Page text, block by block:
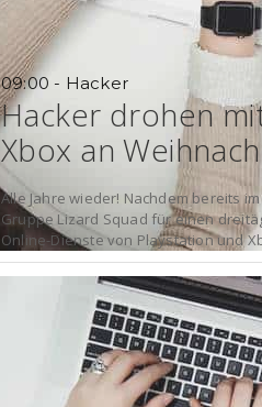
09:00 - Hacker
Hacker drohen
Xbox an
Alle Jahre wieder! Nachdem bereits
Gruppe Lizard Squad für einen
Online-Dienste von Playstation und